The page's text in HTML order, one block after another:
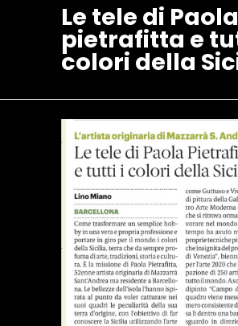
Le tele di Paola
pietrafitta e
colori della